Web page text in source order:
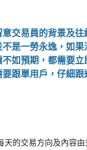
交易員的背景及往
是一勞永逸，如果
如預期，都需要立
跟單用戶，仔細跟
天的交易方向及內容由